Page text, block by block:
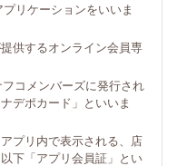
リケーションをいいま
供するオンライン会員専
コメンバーズに発行され
デポカード」といいま
プリ内で表示される、店
下「アプリ会員証」とい